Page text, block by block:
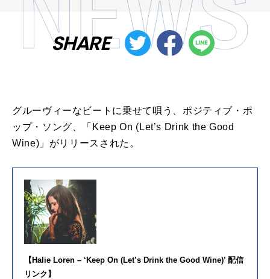
SHARE
グルーヴィーなビートに乗せて唄う、ポジティブ・ポ
ップ・ソング、「Keep On (Let’s Drink the Good
Wine)」がリリースされた。
【Halie Loren – ‘Keep On (Let’s Drink the Good Wine)’ 配信
リンク】